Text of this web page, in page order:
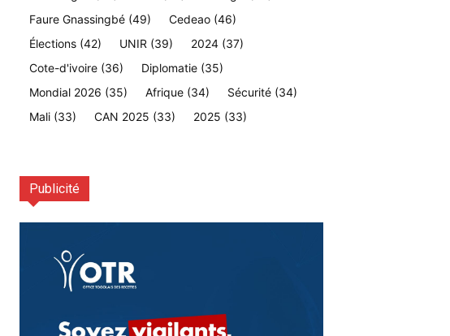
Faure Gnassingbé (49) Cedeao (46)
Élections (42) UNIR (39) 2024 (37)
Cote-d'ivoire (36) Diplomatie (35)
Mondial 2026 (35) Afrique (34) Sécurité (34)
Mali (33) CAN 2025 (33) 2025 (33)
Publicité